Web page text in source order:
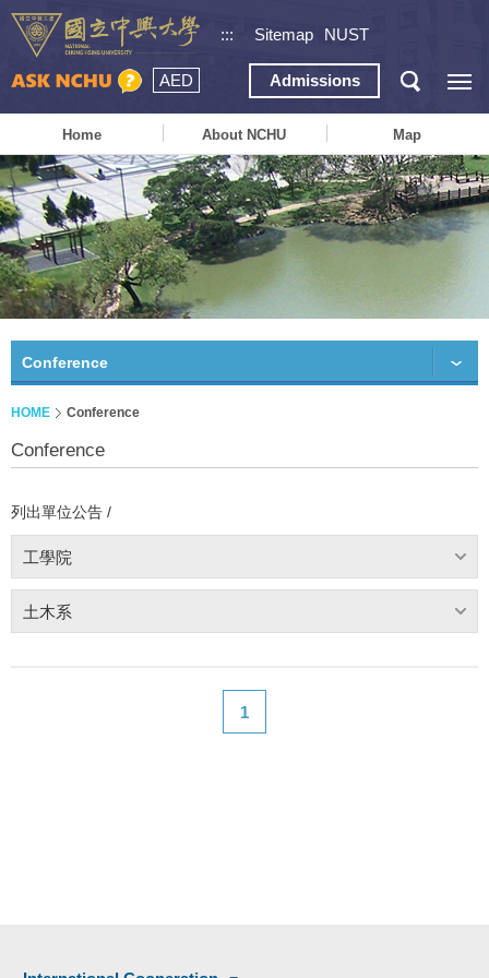
::: Sitemap NUST
AED Admissions
Home About NCHU Map
Conference
HOME Conference
Conference
列出單位公告 /
工學院
土木系
1